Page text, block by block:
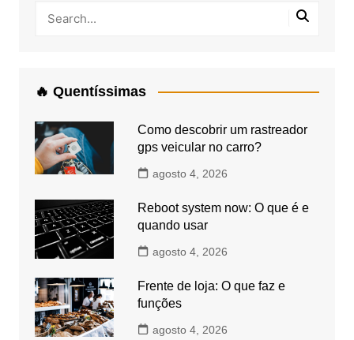
🔥 Quentíssimas
Como descobrir um rastreador
gps veicular no carro?
agosto 4, 2026
Reboot system now: O que é e
quando usar
agosto 4, 2026
Frente de loja: O que faz e
funções
agosto 4, 2026